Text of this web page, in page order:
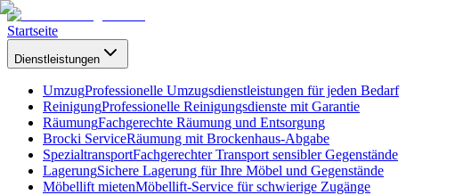
Startseite
Dienstleistungen
UmzugProfessionelle Umzugsdienstleistungen für jeden Bedarf
ReinigungProfessionelle Reinigungsdienste mit Garantie
RäumungFachgerechte Räumung und Entsorgung
Brocki ServiceRäumung mit Brockenhaus-Abgabe
SpezialtransportFachgerechter Transport sensibler Gegenstände
LagerungSichere Lagerung für Ihre Möbel und Gegenstände
Möbellift mietenMöbellift-Service für schwierige Zugänge